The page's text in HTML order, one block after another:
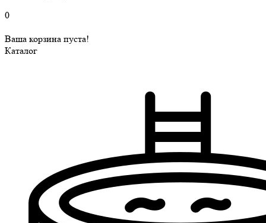
0
Ваша корзина пуста!
Каталог